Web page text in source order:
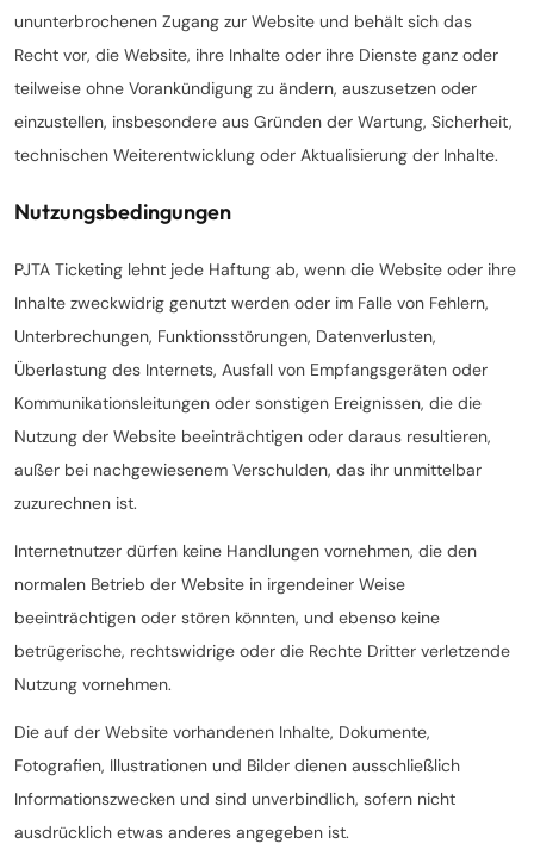
ununterbrochenen Zugang zur Website und behält sich das
Recht vor, die Website, ihre Inhalte oder ihre Dienste ganz oder
teilweise ohne Vorankündigung zu ändern, auszusetzen oder
einzustellen, insbesondere aus Gründen der Wartung, Sicherheit,
technischen Weiterentwicklung oder Aktualisierung der Inhalte.
Nutzungsbedingungen
PJTA Ticketing lehnt jede Haftung ab, wenn die Website oder ihre
Inhalte zweckwidrig genutzt werden oder im Falle von Fehlern,
Unterbrechungen, Funktionsstörungen, Datenverlusten,
Überlastung des Internets, Ausfall von Empfangsgeräten oder
Kommunikationsleitungen oder sonstigen Ereignissen, die die
Nutzung der Website beeinträchtigen oder daraus resultieren,
außer bei nachgewiesenem Verschulden, das ihr unmittelbar
zuzurechnen ist.
Internetnutzer dürfen keine Handlungen vornehmen, die den
normalen Betrieb der Website in irgendeiner Weise
beeinträchtigen oder stören könnten, und ebenso keine
betrügerische, rechtswidrige oder die Rechte Dritter verletzende
Nutzung vornehmen.
Die auf der Website vorhandenen Inhalte, Dokumente,
Fotografien, Illustrationen und Bilder dienen ausschließlich
Informationszwecken und sind unverbindlich, sofern nicht
ausdrücklich etwas anderes angegeben ist.